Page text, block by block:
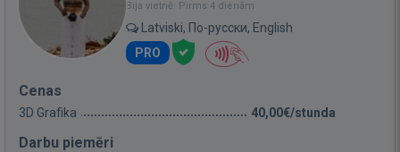
Bija vietnē: Pirms 4 dienām
Latviski, По-русски, English
PRO
Cenas
3D Grafika 40,00€/stunda
Darbu piemēri